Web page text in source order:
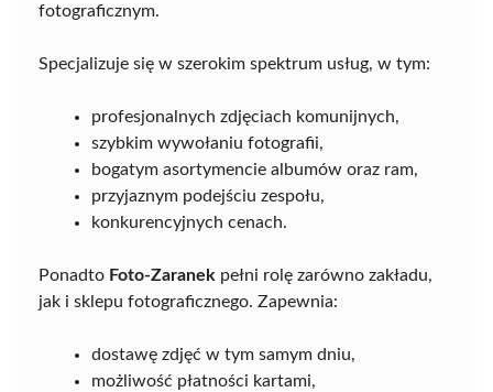
fotograficznym.
Specjalizuje się w szerokim spektrum usług, w tym:
profesjonalnych zdjęciach komunijnych,
szybkim wywołaniu fotografii,
bogatym asortymencie albumów oraz ram,
przyjaznym podejściu zespołu,
konkurencyjnych cenach.
Ponadto Foto-Zaranek pełni rolę zarówno zakładu,
jak i sklepu fotograficznego. Zapewnia:
dostawę zdjęć w tym samym dniu,
możliwość płatności kartami,